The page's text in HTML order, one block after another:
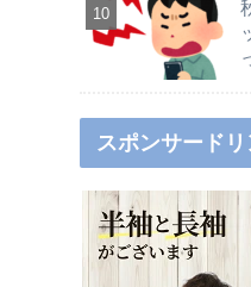
スポンサードリ